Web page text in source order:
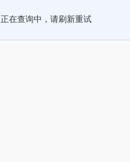
正在查询中，请刷新重试